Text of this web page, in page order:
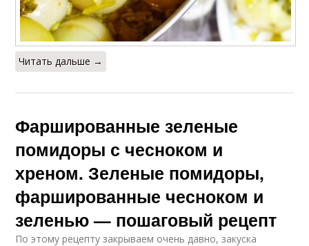
Читать дальше →
Фаршированные зеленые
помидоры с чесноком и
хреном. Зеленые помидоры,
фаршированные чесноком и
зеленью — пошаговый рецепт
По этому рецепту закрываем очень давно, закуска